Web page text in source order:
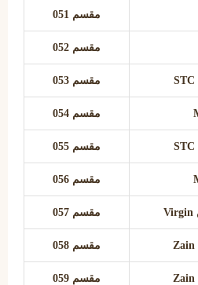
مقسم 051
مقسم 052
مقسم 053
مقسم 054
مقسم 055
مقسم 056
مقسم 057
مقسم 058
مقسم 059